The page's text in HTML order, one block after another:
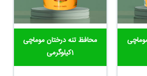
محافظ تنه درختان موماچی
1کیلوگرمی